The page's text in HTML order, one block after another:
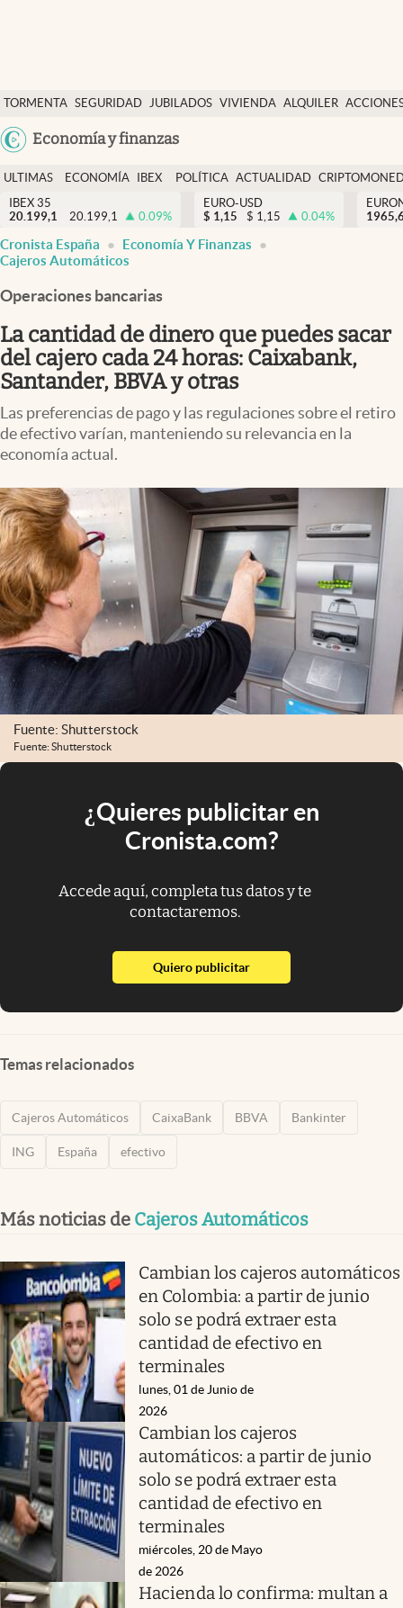
TORMENTA SEGURIDAD JUBILADOS VIVIENDA ALQUILER
USA
Economía y finanzas
Economía y finanzas
Política
Actualidad
Criptomonedas
España
ULTIMAS
NOTICIAS
ECONOMÍA
FINANZAS
IBEX
EURO
POLÍTICA ACTUALIDAD
IBEX 35
20.199,1
20.199,1 0.09%
EURO-USD
$ 1,15 $ 1,15 0.04%
Cronista España
Economía Y Finanzas
Cajeros Automáticos
Operaciones bancarias
La cantidad de dinero que puedes sacar
del cajero cada 24 horas: Caixabank,
Santander, BBVA y otras
Las preferencias de pago y las regulaciones sobre el retiro
de efectivo varían, manteniendo su relevancia en la
economía actual.
Fuente: Shutterstock
Fuente: Shutterstock
¿Quieres publicitar en
Cronista.com?
Accede aquí, completa tus datos y te
contactaremos.
Quiero publicitarabre en nueva pestaña
Temas relacionados
Cajeros Automáticos CaixaBank BBVA Bankinter
ING España efectivo
Más noticias de Cajeros Automáticos
Cambian los cajeros automáticos
en Colombia: a partir de junio
solo se podrá extraer esta
cantidad de efectivo en
terminales
lunes, 01 de Junio de
2026
Cambian los cajeros
automáticos: a partir de junio
solo se podrá extraer esta
cantidad de efectivo en
terminales
miércoles, 20 de Mayo
de 2026
Hacienda lo confirma: multan a